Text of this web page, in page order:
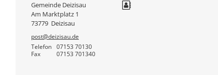
Gemeinde Deizisau
Am Marktplatz 1
73779 Deizisau
post@deizisau.de
Telefon
07153 70130
Fax 07153 701340